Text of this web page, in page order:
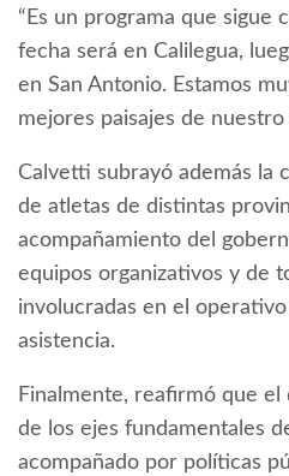
“Es un programa que sigue
fecha será en Calilegua,
en San Antonio. Estamos
mejores paisajes de
Calvetti subrayó además la
de atletas de distintas
acompañamiento del
equipos organizativos y de
involucradas en el
asistencia.
Finalmente, reafirmó que
de los ejes fundamentales
acompañado por políticas